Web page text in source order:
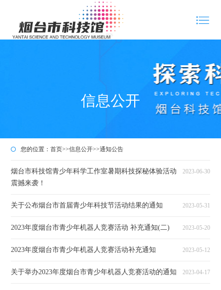
信息公开
您的位置：首页>>信息公开>>通知公告
烟台市科技馆青少年科学工作室暑期科技探秘体验活动
震撼来袭！
2023-06-30
关于公布烟台市首届青少年科技节活动结果的通知 2023-05-31
2023年度烟台市青少年机器人竞赛活动 补充通知(二) 2023-05-20
2023年度烟台市青少年机器人竞赛活动补充通知 2023-05-12
关于举办2023年度烟台市青少年机器人竞赛活动的通知 2023-04-17